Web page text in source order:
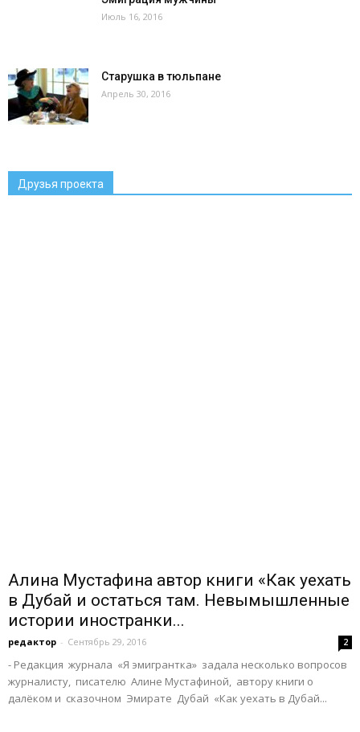
Июль 16, 2016
Старушка в тюльпане
Апрель 30, 2016
Друзья проекта
Алина Мустафина автор книги «Как уехать
в Дубай и остаться там. Невымышленные
истории иностранки...
редактор - Сентябрь 29, 2016 2
- Редакция журнала «Я эмигрантка» задала несколько вопросов
журналисту, писателю Алине Мустафиной, автору книги о
далёком и сказочном Эмирате Дубай «Как уехать в Дубай...